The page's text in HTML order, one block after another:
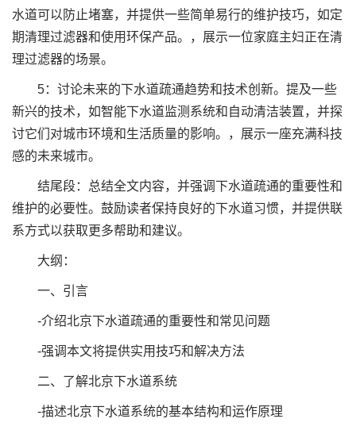
水道可以防止堵塞，并提供一些简单易行的维护技巧，如定
期清理过滤器和使用环保产品。，展示一位家庭主妇正在清
理过滤器的场景。
5：讨论未来的下水道疏通趋势和技术创新。提及一些
新兴的技术，如智能下水道监测系统和自动清洁装置，并探
讨它们对城市环境和生活质量的影响。，展示一座充满科技
感的未来城市。
结尾段：总结全文内容，并强调下水道疏通的重要性和
维护的必要性。鼓励读者保持良好的下水道习惯，并提供联
系方式以获取更多帮助和建议。
大纲：
一、引言
-介绍北京下水道疏通的重要性和常见问题
-强调本文将提供实用技巧和解决方法
二、了解北京下水道系统
-描述北京下水道系统的基本结构和运作原理